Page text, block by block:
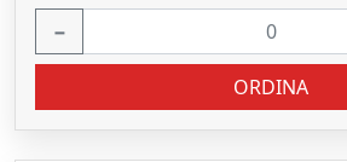
−
ORDINA